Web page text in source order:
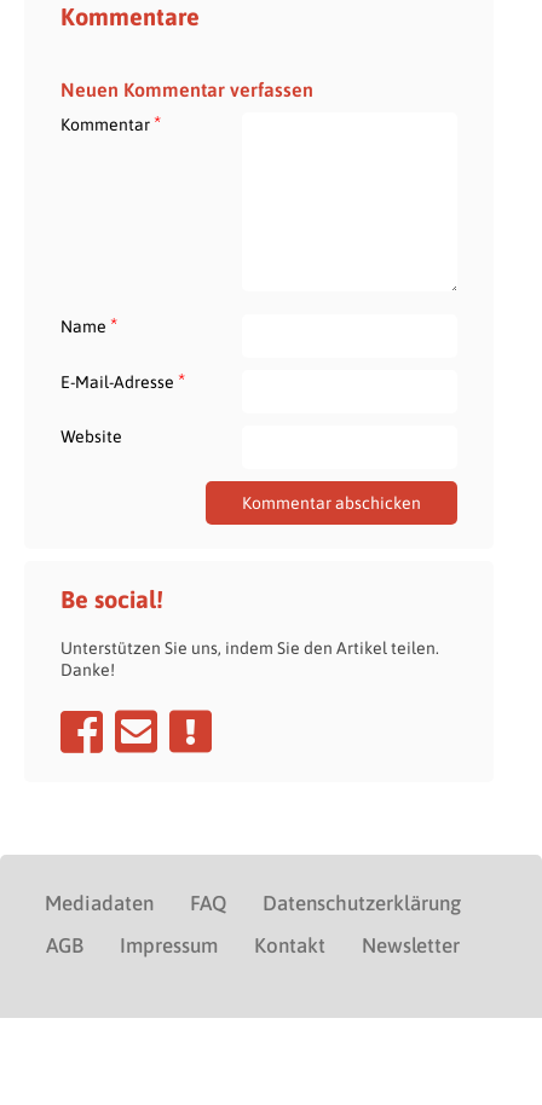
Kommentare
Neuen Kommentar verfassen
Kommentar*
Name *
E-Mail-Adresse *
Website
Be social!
Unterstützen Sie uns, indem Sie den Artikel teilen.
Danke!
Mediadaten FAQ
Datenschutzerklärung
AGB
Impressum Kontakt Newsletter